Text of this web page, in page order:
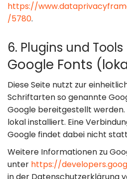
https://
/5780.
6. Plugins und Tools
Google Fonts
Diese Seite nutzt zur
Schriftarten so genannte
Google bereitgestellt werden.
lokal installiert. Eine
Google findet dabei nicht
Weitere Informationen zu
unter https://